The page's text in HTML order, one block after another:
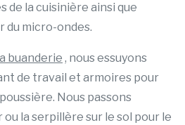
de la cuisinière ainsi que
du micro-ondes.
buanderie , nous essuyons
de travail et armoires pour
Nous passons
la serpillère sur le sol pour le